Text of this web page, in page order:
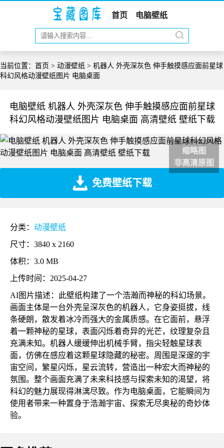
首页 电脑壁纸
当前位置： 首页 > 动漫壁纸 > 机器人 外壳深灰色 伸手触摸感应面前星球
科幻风格动漫壁纸图片 电脑桌面
电脑壁纸 机器人 外壳深灰色 伸手触摸感应面前星球
科幻风格动漫壁纸图片 电脑桌面 高清壁纸 壁纸下载
缩略图
非高清原图
免费壁纸下载
分类： 动漫壁纸
尺寸：3840 x 2160
体积：3.0 MB
上传时间：2025-04-27
AI图片描述：此壁纸构建了一个浩瀚而神秘的科幻场景。
画面主体是一台外壳呈深灰色的机器人，它身姿挺拔，线
条硬朗，散发着冰冷而强大的金属质感。在它面前，悬浮
着一颗神秘的星球，表面闪烁着奇异的光芒，纹理复杂且
充满未知。机器人缓缓伸出机械手臂，指尖轻触星球表
面，仿佛在感应着这颗星球隐藏的秘密。周围是深邃的宇
宙空间，繁星闪烁，星云流转，营造出一种宏大而神秘的
氛围。整个画面充满了未来科技感与探索未知的渴望，将
科幻的魅力展现得淋漓尽致。作为电脑桌面，它能瞬间为
使用者带来一种置身于浩瀚宇宙、探索无尽奥秘的奇妙体
验。